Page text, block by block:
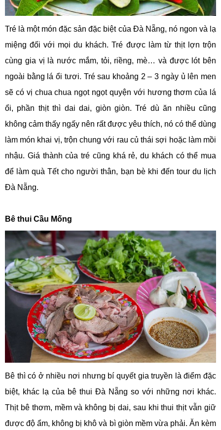
Tré là một món đặc sản đặc biệt của Đà Nẵng, nó ngon và lạ
miệng đối với mọi du khách. Tré được làm từ thịt lợn trộn
cùng gia vị là nước mắm, tỏi, riềng, mè… và được lót bên
ngoài bằng lá ổi tươi. Tré sau khoảng 2 – 3 ngày ủ lên men
sẽ có vị chua chua ngọt ngọt quyện với hương thơm của lá
ổi, phần thịt thì dai dai, giòn giòn. Tré dù ăn nhiều cũng
không cảm thấy ngấy nên rất được yêu thích, nó có thể dùng
làm món khai vị, trộn chung với rau củ thái sợi hoặc làm mồi
nhậu. Giá thành của tré cũng khá rẻ, du khách có thể mua
để làm quà Tết cho người thân, bạn bè khi đến tour du lịch
Đà Nẵng.
Bê thui Cầu Mống
Bê thì có ở nhiều nơi nhưng bí quyết gia truyền là điểm đặc
biệt, khác lạ của bê thui Đà Nẵng so với những nơi khác.
Thịt bê thơm, mềm và không bị dai, sau khi thui thịt vẫn giữ
được độ ẩm, không bị khô và bì giòn mềm vừa phải. Ăn kèm